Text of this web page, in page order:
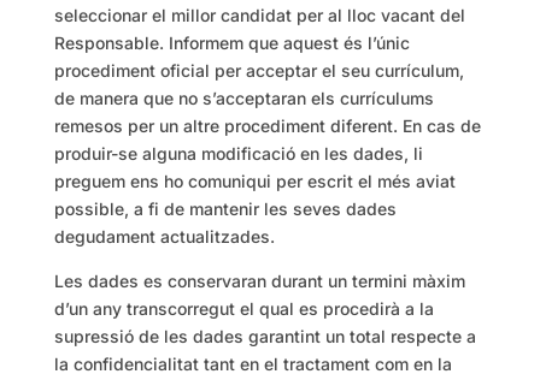
seleccionar el millor candidat per al lloc vacant del
Responsable. Informem que aquest és l’únic
procediment oficial per acceptar el seu currículum,
de manera que no s’acceptaran els currículums
remesos per un altre procediment diferent. En cas de
produir-se alguna modificació en les dades, li
preguem ens ho comuniqui per escrit el més aviat
possible, a fi de mantenir les seves dades
degudament actualitzades.
Les dades es conservaran durant un termini màxim
d’un any transcorregut el qual es procedirà a la
supressió de les dades garantint un total respecte a
la confidencialitat tant en el tractament com en la